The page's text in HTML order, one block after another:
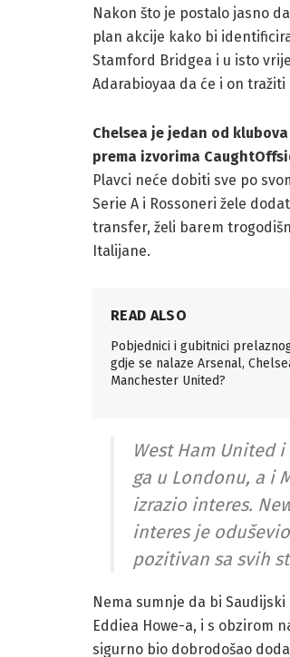
Nakon što je postalo jasno
plan akcije kako bi
Stamford Bridgea i u isto
Adarabioyaa da će i on
Chelsea je jedan od
prema izvorima
Plavci neće dobiti sve po
Serie A i Rossoneri žele
transfer, želi barem
Italijane.
READ ALSO
Pobjednici i gubitnici
gdje se nalaze Arsenal,
Manchester United?
West Ham United
ga u Londonu, a i
izrazio interes.
interes je
pozitivan sa svih
Nema sumnje da bi
Eddiea Howe-a, i s obzirom
sigurno bio dobrodošao